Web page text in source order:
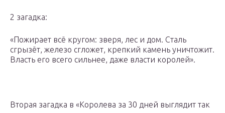
2 загадка:
«Пожирает всё кругом: зверя, лес и дом. Сталь
сгрызёт, железо сгложет, крепкий камень уничтожит.
Власть его всего сильнее, даже власти королей».
Вторая загадка в «Королева за 30 дней выглядит так